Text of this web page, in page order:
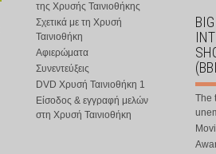
της Χρυσής Ταινιοθήκης
Σχετικά με τη Χρυσή
Ταινιοθήκη
Αφιερώματα
Συνεντεύξεις
DVD Χρυσή Ταινιοθήκη 1
Είσοδος & εγγραφή μελών
στη Χρυσή Ταινιοθήκη
The